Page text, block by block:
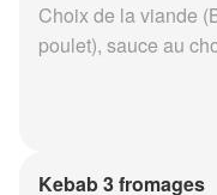
Choix de la viande
poulet), sauce au
Kebab 3 fromages